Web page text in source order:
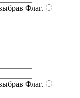
Флаг.
Флаг.